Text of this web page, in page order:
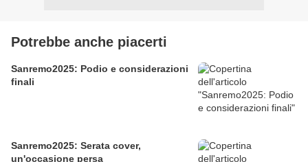
Potrebbe anche piacerti
Sanremo2025: Podio e considerazioni
finali
Sanremo2025: Serata cover,
un'occasione persa